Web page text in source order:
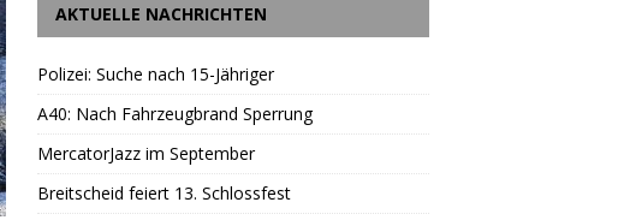
AKTUELLE NACHRICHTEN
Polizei: Suche nach 15-Jähriger
A40: Nach Fahrzeugbrand Sperrung
MercatorJazz im September
Breitscheid feiert 13. Schlossfest